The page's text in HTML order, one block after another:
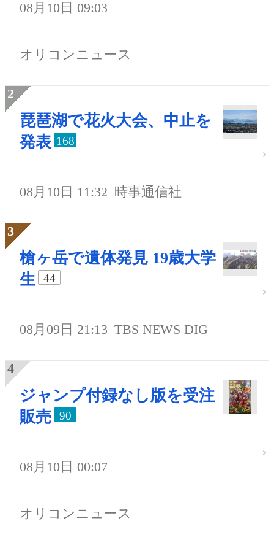
08月10日 09:03
オリコンニュース
琵琶湖で花火大会、中止を
発表 168
08月10日 11:32 時事通信社
槍ヶ岳で遺体発見 19歳大学
生
44
08月09日 21:13 TBS NEWS DIG
ジャンプ付録なし版を受注
販売
90
08月10日 00:07
オリコンニュース